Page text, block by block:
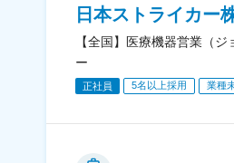
日本ストライカー
【全国】医療機器営業（
ー
正社員 5名以上採用 業種